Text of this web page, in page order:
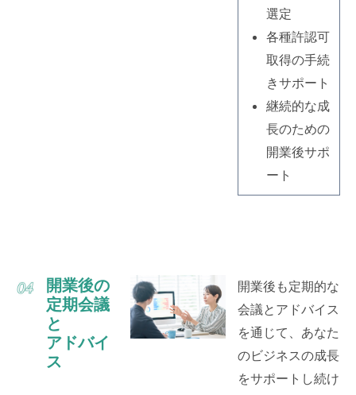
選定
各種許認可
取得の手続
きサポート
継続的な成
長のための
開業後サポ
ート
開業後の
定期会議
と
アドバイ
ス
開業後も定期的な
会議とアドバイス
を通じて、あなた
のビジネスの成長
をサポートし続け